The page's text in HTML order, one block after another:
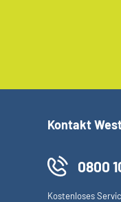
Kontakt
0800
Kostenloses